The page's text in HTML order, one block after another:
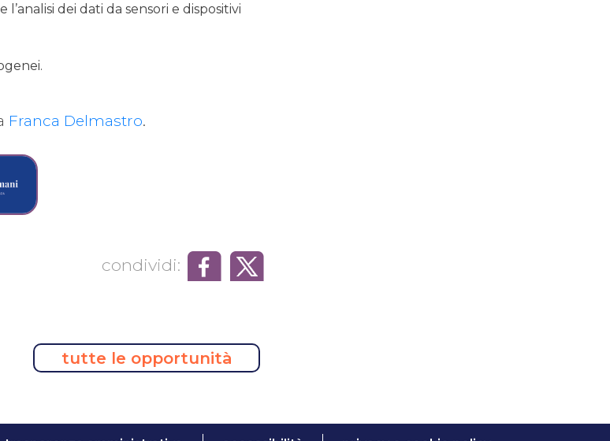
dei dati da sensori e dispositivi
Franca Delmastro.
condividi:
tutte le opportunità